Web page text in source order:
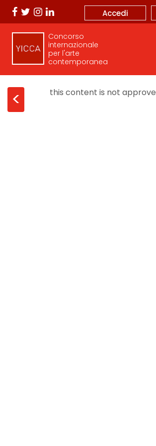
Accedi
Concorso
internazionale
per l'arte
contemporanea
< this content is not